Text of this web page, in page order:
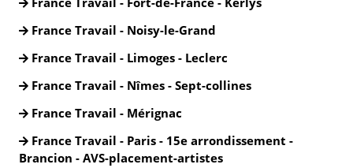
France Travail - Noisy-le-Grand
France Travail - Limoges - Leclerc
France Travail - Nîmes - Sept-collines
France Travail - Mérignac
France Travail - Paris - 15e arrondissement -
Brancion - AVS-placement-artistes